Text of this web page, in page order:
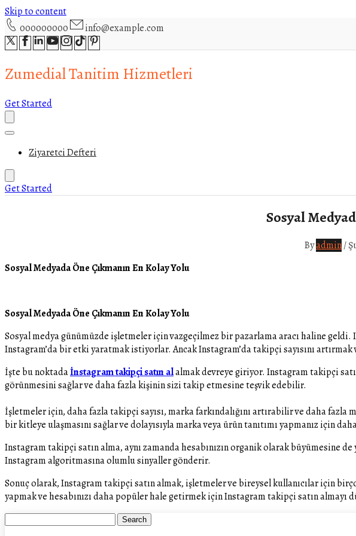
Skip to content
000000000
info@example.com
Zumedial Tanitim Hizmetleri
Get Started
Ziyaretci Defteri
Get Started
Sosyal
Byadmin/
Sosyal Medyada Öne Çıkmanın En Kolay Yolu
Sosyal Medyada Öne Çıkmanın En Kolay Yolu
Sosyal medya günümüzde işletmeler için vazgeçilmez bir pazarlama aracı haline
Instagram’da bir etki yaratmak istiyorlar. Ancak Instagram’da takipçi sayısını
İşte bu noktadaİnstagram takipçi satın alalmak devreye giriyor. Instagram takipçi
görünmesini sağlar ve daha fazla kişinin sizi takip etmesine teşvik edebilir.
İşletmeler için, daha fazla takipçi sayısı, marka farkındalığını artırabilir ve daha
bir kitleye ulaşmasını sağlar ve dolayısıyla marka veya ürün tanıtımı yapmanız için
Instagram takipçi satın alma, aynı zamanda hesabınızın organik olarak büyümesine
Instagram algoritmasına olumlu sinyaller gönderir.
Sonuç olarak, Instagram takipçi satın almak, işletmeler ve bireysel kullanıcılar için
yapmak ve hesabınızı daha popüler hale getirmek için Instagram takipçi satın almayı